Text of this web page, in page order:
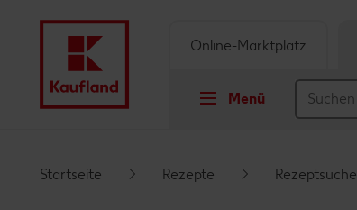
Menü
Online-Marktplatz
Startseite Rezepte Rezeptsuche